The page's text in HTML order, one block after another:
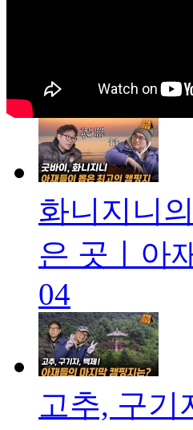
화니지니
은 곳ㅣ아
04
고추, 구기